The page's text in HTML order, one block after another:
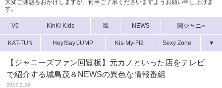
大変ご迷惑をおかけしますが、 何卒ご了承くださいますようお願い申し上げま
す。
V6 KinKi Kids 嵐 NEWS 関ジャニ∞
KAT-TUN Hey!Say!JUMP Kis-My-Ft2 Sexy Zone ▼
【ジャニーズファン回覧板】元カノといった店をテレビ
で紹介する城島茂＆NEWSの異色な情報番組
2017.2.26